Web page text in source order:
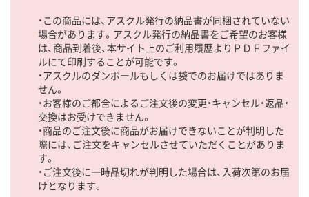
・この商品には、アスクル発行の納品書が同梱されていない
場合があります。アスクル発行の納品書をご希望のお客様
は、商品到着後、本サイト上のご利用履歴よりＰＤＦファイ
ルにて印刷することが可能です。
・アスクルのダンボールもしくは袋でのお届けではありま
せん。
・お客様のご都合によるご注文後の変更・キャンセル・返品・
交換はお受けできません。
・商品のご注文後に商品がお届けできないことが判明した
際には、ご注文をキャンセルさせていただくことがありま
す。
・ご注文後に一時品切れが判明した場合は、入荷次第のお届
けとなります。